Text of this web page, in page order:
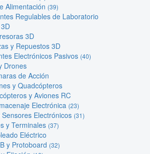
Alimentación (39)
Regulables de Laboratorio
3D
y Repuestos 3D
Electrónicos Pasivos (40)
Drones
de Acción
y Quadcópteros
y Aviones RC
Electrónica (23)
Electrónicos (31)
y Terminales (37)
Eléctrico
y Protoboard (32)